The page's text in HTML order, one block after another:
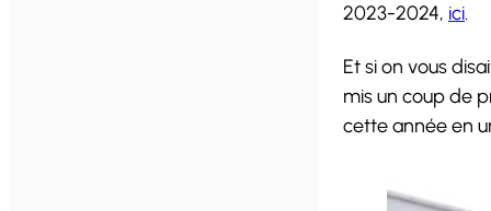
2023-2024, ici.
Et si on vous
mis un coup de
cette année en